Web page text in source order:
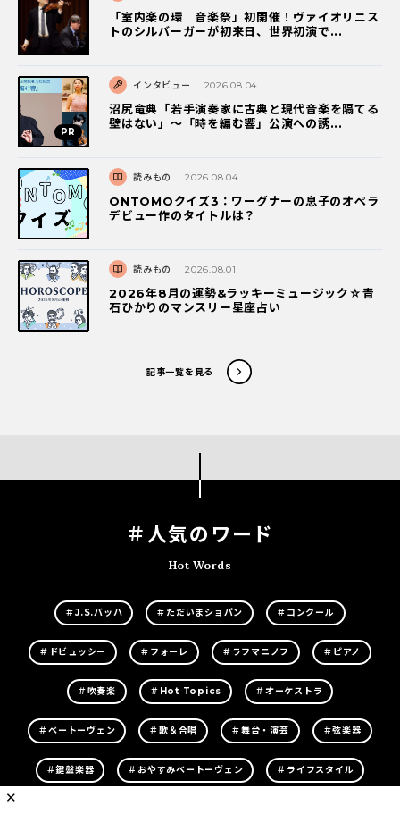
「室内楽の環 音楽祭」初開催！ヴァイオリニス
トのシルバーガーが初来日、世界初演で...
インタビュー 2026.08.04
沼尻竜典「若手演奏家に古典と現代音楽を隔てる
壁はない」～「時を編む響」公演への誘...
読みもの 2026.08.04
ONTOMOクイズ3：ワーグナーの息子のオペラ
デビュー作のタイトルは？
読みもの 2026.08.01
2026年8月の運勢&ラッキーミュージック☆青
石ひかりのマンスリー星座占い
記事一覧を見る
＃人気のワード
Hot Words
＃J.S.バッハ ＃ただいまショパン ＃コンクール
＃ドビュッシー ＃フォーレ ＃ラフマニノフ ＃ピアノ
＃吹奏楽 ＃Hot Topics ＃オーケストラ
＃ベートーヴェン ＃歌＆合唱 ＃舞台・演芸 ＃弦楽器
＃鍵盤楽器 ＃おやすみベートーヴェン ＃ライフスタイル
✕